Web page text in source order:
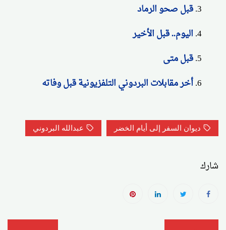
قبل صحو الرماد
اليوم.. قبل الأخير
قبل متى
أخر مقابلات البردوني التلفزيونية قبل وفاته
ديوان السفر إلى أيام الخضر عبدالله البردوني
شارك